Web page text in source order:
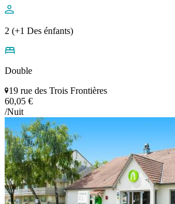
2 (+1 Des énfants)
Double
19 rue des Trois Frontières
60,05 €
/Nuit